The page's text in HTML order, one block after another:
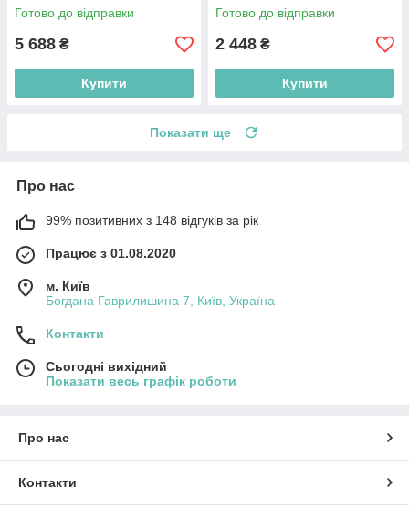
Готово до відправки
5 688 ₴
Купити
Готово до відправки
2 448 ₴
Купити
Показати ще
Про нас
99% позитивних з 148 відгуків за рік
Працює з 01.08.2020
м. Київ
Богдана Гаврилишина 7, Київ, Україна
Контакти
Сьогодні вихідний
Показати весь графік роботи
Про нас
Контакти